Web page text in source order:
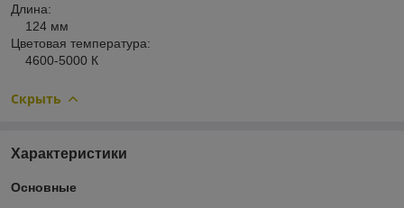
Длина:
124 мм
Цветовая температура:
4600-5000 К
Скрыть
Характеристики
Основные